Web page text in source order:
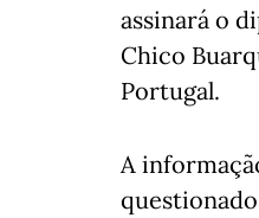
assinará o
Chico
Portugal.
A